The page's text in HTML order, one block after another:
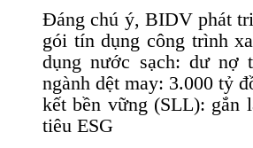
Đáng chú ý, BIDV phát
gói tín dụng công trình
dụng nước sạch: dư nợ
ngành dệt may: 3.000 tỷ
kết bền vững (SLL): gắn
tiêu ESG